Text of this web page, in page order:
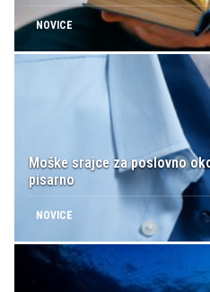
NOVICE
Moške srajce za poslovno
pisarno
NOVICE